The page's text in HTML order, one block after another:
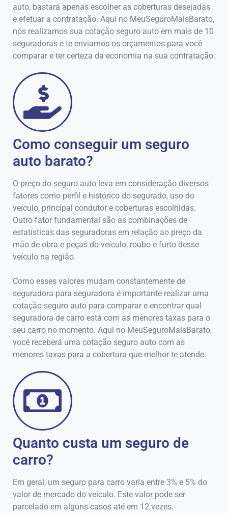
auto, bastará apenas escolher as coberturas desejadas
e efetuar a contratação. Aqui no MeuSeguroMaisBarato,
nós realizamos sua cotação seguro auto em mais de 10
seguradoras e te enviamos os orçamentos para você
comparar e ter certeza da economia na sua contratação.
Como conseguir um seguro
auto barato?
O preço do seguro auto leva em consideração diversos
fatores como perfil e histórico do segurado, uso do
veículo, principal condutor e coberturas escolhidas.
Outro fator fundamental são as combinações de
estatísticas das seguradoras em relação ao preço da
mão de obra e peças do veículo, roubo e furto desse
veículo na região.
Como esses valores mudam constantemente de
seguradora para seguradora é importante realizar uma
cotação seguro auto para comparar e encontrar qual
seguradora de carro está com as menores taxas para o
seu carro no momento. Aqui no MeuSeguroMaisBarato,
você receberá uma cotação seguro auto com as
menores taxas para a cobertura que melhor te atende.
Quanto custa um seguro de
carro?
Em geral, um seguro para carro varia entre 3% e 5% do
valor de mercado do veículo. Este valor pode ser
parcelado em alguns casos até em 12 vezes.